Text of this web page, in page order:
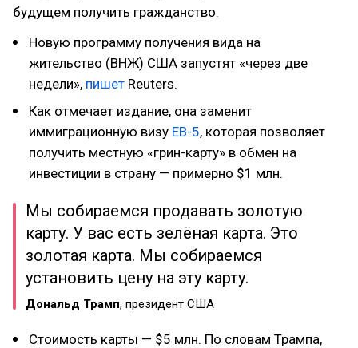
будущем получить гражданство.
Новую программу получения вида на
жительство (ВНЖ) США запустят «через две
недели», пишет Reuters.
Как отмечает издание, она заменит
иммиграционную визу EB-5, которая позволяет
получить местную «грин-карту» в обмен на
инвестиции в страну — примерно $1 млн.
Мы собираемся продавать золотую
карту. У вас есть зелёная карта. Это
золотая карта. Мы собираемся
установить цену на эту карту.
Дональд Трамп, президент США
Стоимость карты — $5 млн. По словам Трампа,